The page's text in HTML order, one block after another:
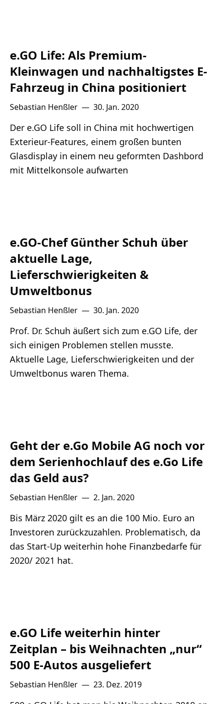
e.GO Life: Als Premium-
Kleinwagen und nachhaltigstes E-
Fahrzeug in China positioniert
Sebastian Henßler — 30. Jan. 2020
Der e.GO Life soll in China mit hochwertigen
Exterieur-Features, einem großen bunten
Glasdisplay in einem neu geformten Dashbord
mit Mittelkonsole aufwarten
e.GO-Chef Günther Schuh über
aktuelle Lage,
Lieferschwierigkeiten &
Umweltbonus
Sebastian Henßler — 30. Jan. 2020
Prof. Dr. Schuh äußert sich zum e.GO Life, der
sich einigen Problemen stellen musste.
Aktuelle Lage, Lieferschwierigkeiten und der
Umweltbonus waren Thema.
Geht der e.Go Mobile AG noch vor
dem Serienhochlauf des e.Go Life
das Geld aus?
Sebastian Henßler — 2. Jan. 2020
Bis März 2020 gilt es an die 100 Mio. Euro an
Investoren zurückzuzahlen. Problematisch, da
das Start-Up weiterhin hohe Finanzbedarfe für
2020/ 2021 hat.
e.GO Life weiterhin hinter
Zeitplan – bis Weihnachten „nur“
500 E-Autos ausgeliefert
Sebastian Henßler — 23. Dez. 2019